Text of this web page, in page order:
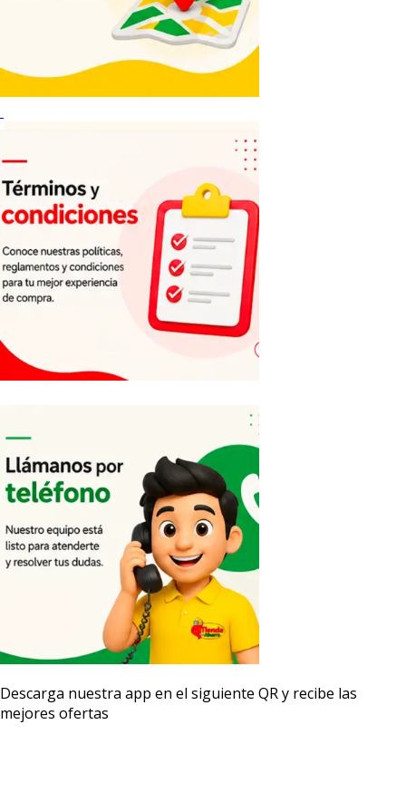
Descarga nuestra app en el siguiente QR y recibe las
mejores ofertas